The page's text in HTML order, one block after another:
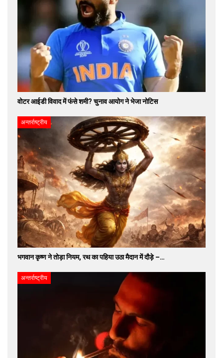
वोटर आईडी विवाद में फंसे शमी? चुनाव आयोग ने भेजा नोटिस
अन्तर्राष्ट्रीय
भगवान कृष्ण ने तोड़ा नियम, रथ का पहिया उठा मैदान में दौड़े –…
अन्तर्राष्ट्रीय